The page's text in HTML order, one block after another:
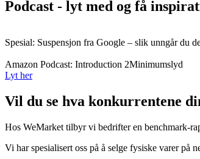
Podcast - lyt med og få
Spesial: Suspensjon fra Google – slik unngår du
Amazon Podcast: Introduction 2Minimumslyd
Lyt her
Vil du se hva konkurrentene
Hos WeMarket tilbyr vi bedrifter en benchmark-
Vi har spesialisert oss på å selge fysiske varer på